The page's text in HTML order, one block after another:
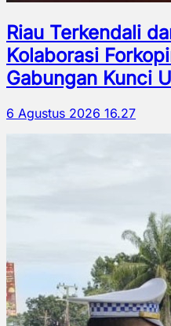
Riau Terkendali
Kolaborasi
Gabungan Kunci
6 Agustus 2026 16.27